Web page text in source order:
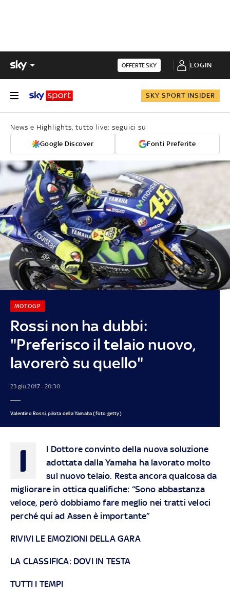
OFFERTE SKY LOGIN
SKY SPORT INSIDER
News e Highlights, tutto live: seguici su
Google Discover Fonti Preferite
Rossi non ha dubbi:
"Preferisco il telaio nuovo,
lavorerò su quello"
MOTOGP
23 giu 2017 - 20:30
Valentino Rossi, pilota della Yamaha (foto getty)
I
l Dottore convinto della nuova soluzione
adottata dalla Yamaha ha lavorato molto
sul nuovo telaio. Resta ancora qualcosa da
migliorare in ottica qualifiche: “Sono abbastanza
veloce, però dobbiamo fare meglio nei tratti veloci
perché qui ad Assen è importante”
RIVIVI LE EMOZIONI DELLA GARA
LA CLASSIFICA: DOVI IN TESTA
TUTTI I TEMPI